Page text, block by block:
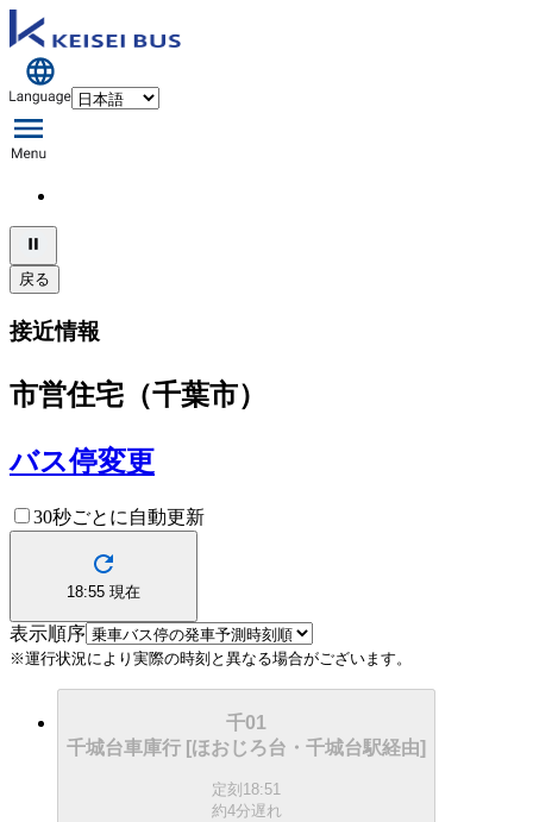
戻る
接近情報
市営住宅（千葉市）
バス停変更
30秒ごとに自動更新
18:55 現在
表示順序
※運行状況により実際の時刻と異なる場合がございます。
千01
千城台車庫行 [ほおじろ台・千城台駅経由]
定刻 18:51
約4分遅れ